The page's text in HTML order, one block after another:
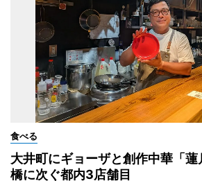
食べる
大井町にギョーザと創作中華「
橋に次ぐ都内3店舗目